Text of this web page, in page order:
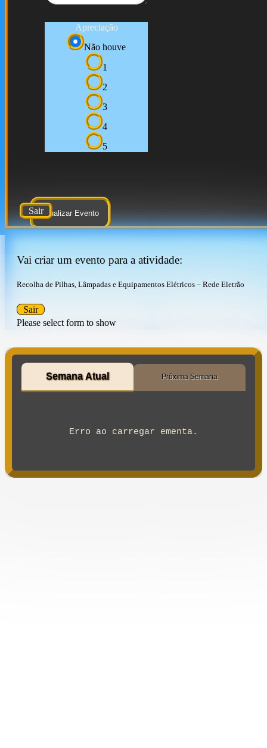
Apreciação
Não houve
1
2
3
4
5
Atualizar Evento
Sair
Vai criar um evento para a atividade:
Recolha de Pilhas, Lâmpadas e Equipamentos Elétricos – Rede Eletrão
Please select form to show
Sair
Semana Atual Próxima Semana
Erro ao carregar ementa.